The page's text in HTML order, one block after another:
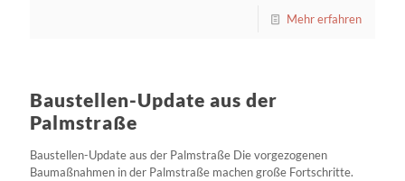
Baustellen-Update aus der
Baumaßnahmen in der Palmstraße machen große Fortschritte.
Gleichzeitig hat der Abbruch der Gebäude in der Palmstraße 35-
Entwicklung des Tobias-Mayer-Quartiers setzen soll.[…]
Mehr erfahren
Baustellen-Update aus der
Palmstraße
Baustellen-Update aus der Palmstraße Die vorgezogenen
Baumaßnahmen in der Palmstraße machen große Fortschritte.